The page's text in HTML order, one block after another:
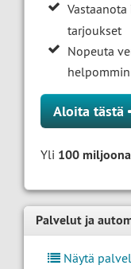
Vastaanota
tarjoukset
Nopeuta
Aloita tästä
Yli 100
Palvelut ja
Näytä